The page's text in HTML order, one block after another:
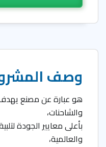
وصف
هو عبارة عن مصنع يهدف
والشاحنات،
بأعلى معايير الجودة
والعالمية،